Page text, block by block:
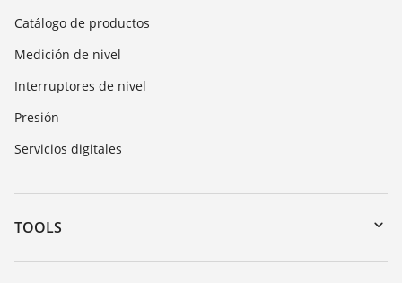
Catálogo de productos
Medición de nivel
Interruptores de nivel
Presión
Servicios digitales
TOOLS
Zona de descarga